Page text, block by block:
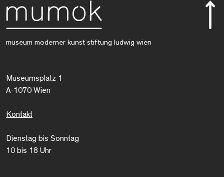
museum moderner kunst stiftung ludwig wien
Museumsplatz 1
A-1070 Wien
Kontakt
Dienstag bis Sonntag
10 bis 18 Uhr